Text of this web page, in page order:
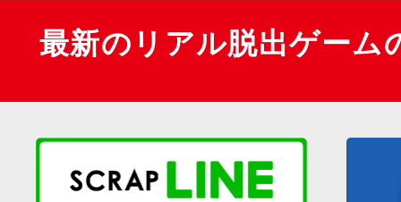
最新のリアル脱出ゲーム